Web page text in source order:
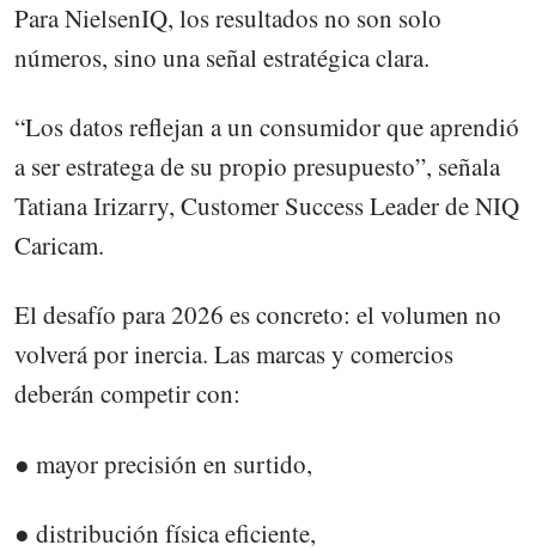
Para NielsenIQ, los resultados no son solo
números, sino una señal estratégica clara.
“Los datos reflejan a un consumidor que aprendió
a ser estratega de su propio presupuesto”, señala
Tatiana Irizarry, Customer Success Leader de NIQ
Caricam.
El desafío para 2026 es concreto: el volumen no
volverá por inercia. Las marcas y comercios
deberán competir con:
● mayor precisión en surtido,
● distribución física eficiente,